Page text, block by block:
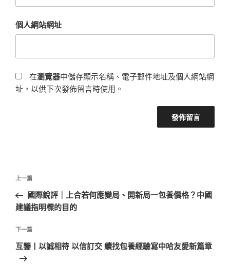
個人網站網址
在瀏覽器中儲存顯示名稱、電子郵件地址及個人網站網
址，以供下次發佈留言時使用。
文
導
覽
上
一
篇
章
上一篇
國際銳評｜上合若何應變局、開新局一包養價格？中國
建議指明標的目的
下
一
篇
下一篇
互鑒丨以誠相待 以信訂交 續找包養經驗寫中哈友愛新篇章